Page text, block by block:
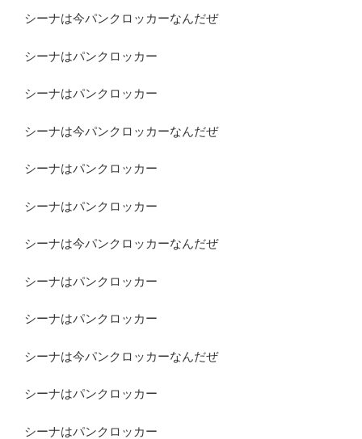
シーナは今パンクロッカーなんだぜ
シーナはパンクロッカー
シーナはパンクロッカー
シーナは今パンクロッカーなんだぜ
シーナはパンクロッカー
シーナはパンクロッカー
シーナは今パンクロッカーなんだぜ
シーナはパンクロッカー
シーナはパンクロッカー
シーナは今パンクロッカーなんだぜ
シーナはパンクロッカー
シーナはパンクロッカー